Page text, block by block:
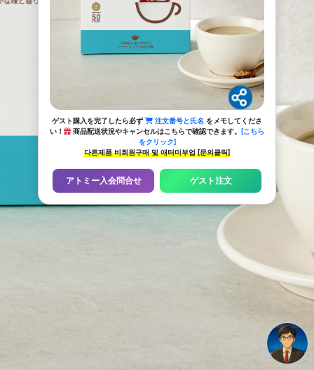
ゲスト購入を完了したら必ず 注文番号と氏名 をメモしてくださ
い！
商品配送状況やキャンセルはこちらで確認できます。 [こちら
をクリック]
다른제품 비회원구매 및 애터미부업 [문의클릭]
アトミー入会問合せ ゲスト注文